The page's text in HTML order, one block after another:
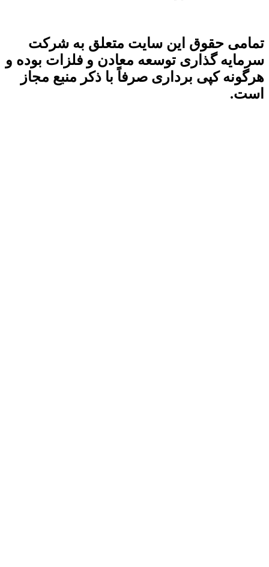
تمامی حقوق این سایت متعلق به شرکت
سرمایه گذاری توسعه معادن و فلزات بوده و
هرگونه کپی برداری صرفاً با ذکر منبع مجاز
است.